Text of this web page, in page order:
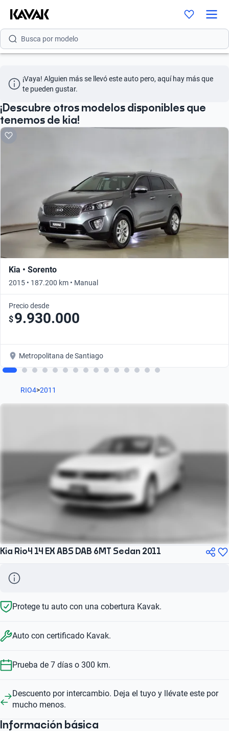
Busca por marca
Busca por modelo
Busca por año
Busca por marca
Busca por modelo
¡Vaya! Alguien más se llevó este auto pero, aquí hay más que
te pueden gustar.
¡Descubre otros modelos disponibles que
tenemos de kia!
Kia • Sorento
2015 • 187.200 km • Manual
Precio desde
$9.930.000
Metropolitana de Santiago
RIO4>2011
Kia Rio4 14 EX ABS DAB 6MT Sedan 2011
Protege tu auto con una cobertura Kavak.
Auto con certificado Kavak.
Prueba de 7 días o 300 km.
Descuento por intercambio. Deja el tuyo y llévate este por
mucho menos.
Información básica